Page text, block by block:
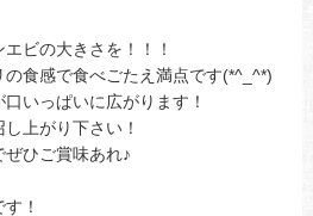
ビの大きさを！！！
食感で食べごたえ満点です(*^_^*)
いっぱいに広がります！
上がり下さい！
ひご賞味あれ♪
！